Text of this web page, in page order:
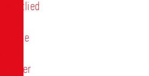
Heimatlied
Freunde
Förderer